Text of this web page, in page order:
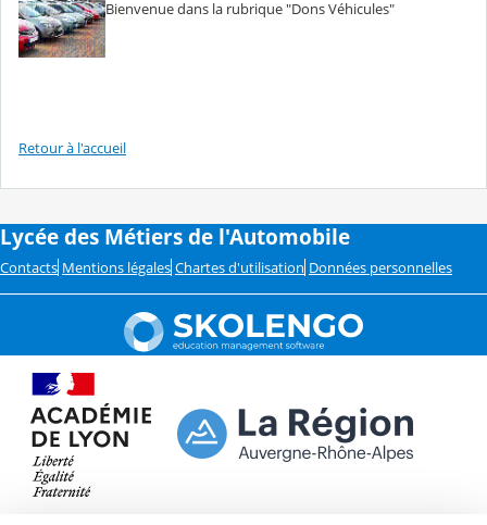
Bienvenue dans la rubrique "Dons Véhicules"
Retour à l'accueil
Lycée des Métiers de l'Automobile
Contacts Mentions légales Chartes d'utilisation Données personnelles